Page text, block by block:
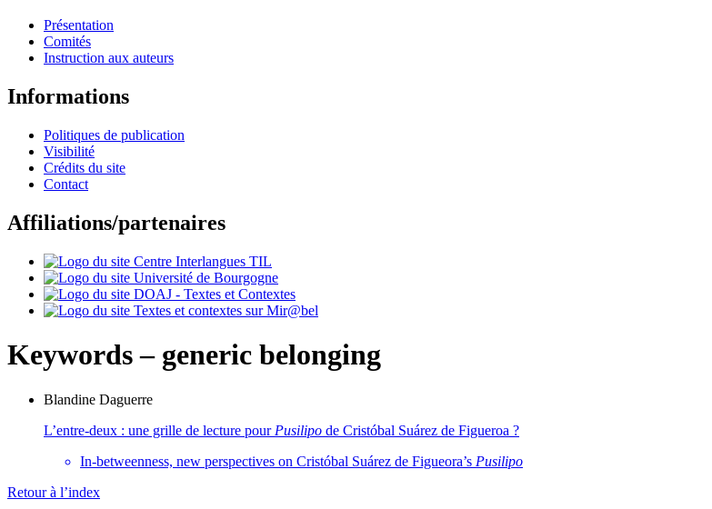
Présentation
Comités
Instruction aux auteurs
Informations
Politiques de publication
Visibilité
Crédits du site
Contact
Affiliations/partenaires
Keywords – generic belonging
Blandine Daguerre
L’entre-deux : une grille de lecture pour Pusilipo de Cristóbal Suárez de Figueroa ?
In-betweenness, new perspectives on Cristóbal Suárez de Figueora’s Pusilipo
Retour à l’index